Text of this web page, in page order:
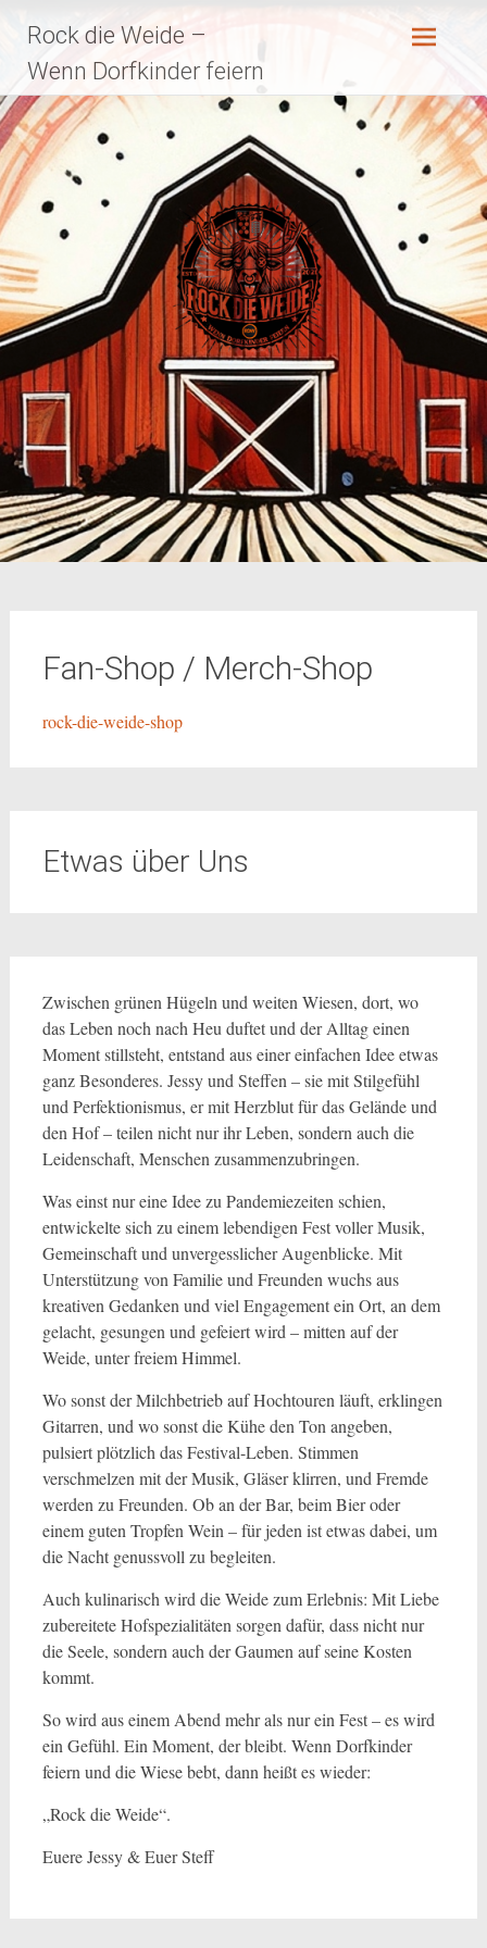
Inhalt
springen
Rock die Weide –
Wenn Dorfkinder feiern
Fan-Shop / Merch-Shop
rock-die-weide-shop
Etwas über Uns
Zwischen grünen Hügeln und weiten Wiesen, dort, wo
das Leben noch nach Heu duftet und der Alltag einen
Moment stillsteht, entstand aus einer einfachen Idee etwas
ganz Besonderes. Jessy und Steffen – sie mit Stilgefühl
und Perfektionismus, er mit Herzblut für das Gelände und
den Hof – teilen nicht nur ihr Leben, sondern auch die
Leidenschaft, Menschen zusammenzubringen.
Was einst nur eine Idee zu Pandemiezeiten schien,
entwickelte sich zu einem lebendigen Fest voller Musik,
Gemeinschaft und unvergesslicher Augenblicke. Mit
Unterstützung von Familie und Freunden wuchs aus
kreativen Gedanken und viel Engagement ein Ort, an dem
gelacht, gesungen und gefeiert wird – mitten auf der
Weide, unter freiem Himmel.
Wo sonst der Milchbetrieb auf Hochtouren läuft, erklingen
Gitarren, und wo sonst die Kühe den Ton angeben,
pulsiert plötzlich das Festival-Leben. Stimmen
verschmelzen mit der Musik, Gläser klirren, und Fremde
werden zu Freunden. Ob an der Bar, beim Bier oder
einem guten Tropfen Wein – für jeden ist etwas dabei, um
die Nacht genussvoll zu begleiten.
Auch kulinarisch wird die Weide zum Erlebnis: Mit Liebe
zubereitete Hofspezialitäten sorgen dafür, dass nicht nur
die Seele, sondern auch der Gaumen auf seine Kosten
kommt.
So wird aus einem Abend mehr als nur ein Fest – es wird
ein Gefühl. Ein Moment, der bleibt. Wenn Dorfkinder
feiern und die Wiese bebt, dann heißt es wieder:
„Rock die Weide“.
Euere Jessy & Euer Steff